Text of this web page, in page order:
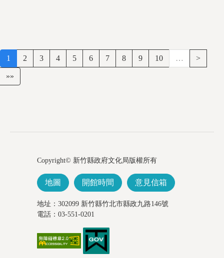
1 2 3 4 5 6 7 8 9 10 … >
»»
Copyright© 新竹縣政府文化局版權所有
地圖 開館時間 意見信箱
地址：302099 新竹縣竹北市縣政九路146號
電話：03-551-0201